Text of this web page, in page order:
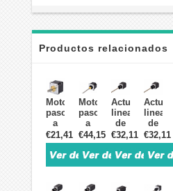
Productos relacionados
Motor
paso
a
paso
lineal
Nema
17,
de
€21,41
Motor
paso
a
paso
lineal
Nema
23,
externo
€44,15
Actuador
lineal
de
motor
paso
a
paso
Nema
€32,11
lineal
de
motor
paso
a
paso
Nema
€32,11